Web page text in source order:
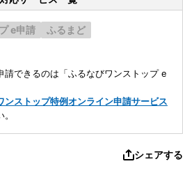
e申請
ふるまど
請できるのは「ふるなびワンストップ e
ンストップ特例オンライン申請サービス
シェアする